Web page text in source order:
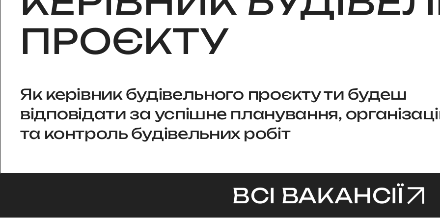
ПРОЄКТУ
Як керівник будівельного проєкту ти будеш
відповідати за успішне планування,
та контроль будівельних робіт
ВСІ ВАКАНСІЇ